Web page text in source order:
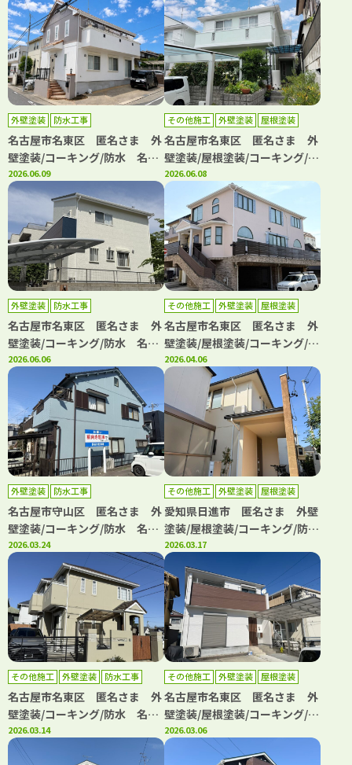
装専門店【フルヤマ塗装店】
外壁塗装屋根塗装専門店【フル
ヤマ塗装店】
外壁塗装 防水工事
名古屋市名東区 匿名さま 外
壁塗装/コーキング/防水 名古
屋市名東区、日進市の外壁塗装
屋根塗装専門店【フルヤマ塗装
2026.06.09
その他施工 外壁塗装
屋根塗装
防水工事
名古屋市名東区 匿名さま 外
壁塗装/屋根塗装/コーキング/防
水 名古屋市名東区、日進市の
外壁塗装屋根塗装専門店【フル
ヤマ塗装店】
2026.06.08
外壁塗装 防水工事
名古屋市名東区 匿名さま 外
壁塗装/コーキング/防水 名古
屋市名東区、日進市の外壁塗装
屋根塗装専門店【フルヤマ塗装
2026.06.06
その他施工 外壁塗装
屋根塗装
防水工事
名古屋市名東区 匿名さま 外
壁塗装/屋根塗装/コーキング/フ
ェンス補修 名古屋市名東区、
日進市の外壁塗装屋根塗装専門
店【フルヤマ塗装店】
2026.04.06
外壁塗装 防水工事
名古屋市守山区 匿名さま 外
壁塗装/コーキング/防水 名古
屋市名東区、日進市の外壁塗装
屋根塗装専門店【フルヤマ塗装
2026.03.24
その他施工 外壁塗装
屋根塗装
防水工事
愛知県日進市 匿名さま 外壁
塗装/屋根塗装/コーキング/防
水 名古屋市名東区、日進市の
外壁塗装屋根塗装専門店【フル
ヤマ塗装店】
2026.03.17
その他施工 外壁塗装 防水工事
名古屋市名東区 匿名さま 外
壁塗装/コーキング/防水 名古
屋市名東区、日進市の外壁塗装
屋根塗装専門店【フルヤマ塗装
2026.03.14
その他施工 外壁塗装
屋根塗装
防水工事
名古屋市名東区 匿名さま 外
壁塗装/屋根塗装/コーキング/防
水 名古屋市名東区、日進市の
外壁塗装屋根塗装専門店【フル
2026.03.06